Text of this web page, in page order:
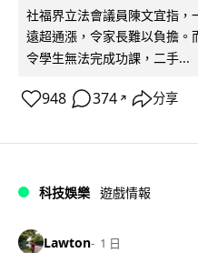
社福界立法會議員陳文宜指
遠超通漲，令家長難以負擔。
令學生無法完成功課，二手...
948 374 ↗ 分享
科技娛樂 遊戲情報
Lawton 1 日